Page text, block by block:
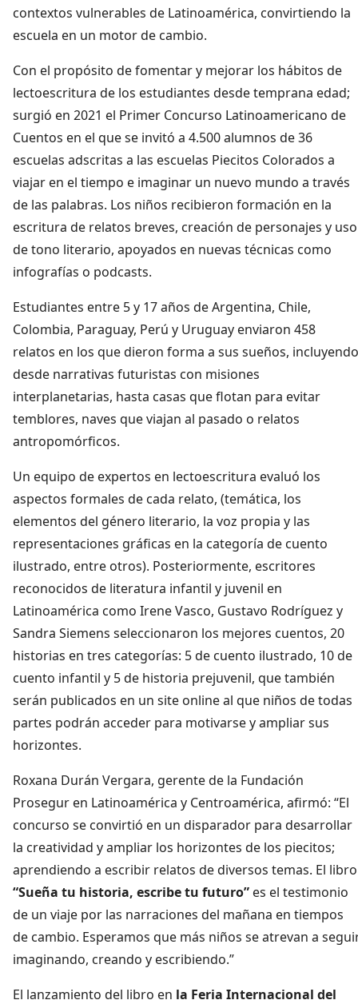
contextos vulnerables de Latinoamérica, convirtiendo la
escuela en un motor de cambio.
Con el propósito de fomentar y mejorar los hábitos de
lectoescritura de los estudiantes desde temprana edad;
surgió en 2021 el Primer Concurso Latinoamericano de
Cuentos en el que se invitó a 4.500 alumnos de 36
escuelas adscritas a las escuelas Piecitos Colorados a
viajar en el tiempo e imaginar un nuevo mundo a través
de las palabras. Los niños recibieron formación en la
escritura de relatos breves, creación de personajes y uso
de tono literario, apoyados en nuevas técnicas como
infografías o podcasts.
Estudiantes entre 5 y 17 años de Argentina, Chile,
Colombia, Paraguay, Perú y Uruguay enviaron 458
relatos en los que dieron forma a sus sueños, incluyendo
desde narrativas futuristas con misiones
interplanetarias, hasta casas que flotan para evitar
temblores, naves que viajan al pasado o relatos
antropomórficos.
Un equipo de expertos en lectoescritura evaluó los
aspectos formales de cada relato, (temática, los
elementos del género literario, la voz propia y las
representaciones gráficas en la categoría de cuento
ilustrado, entre otros). Posteriormente, escritores
reconocidos de literatura infantil y juvenil en
Latinoamérica como Irene Vasco, Gustavo Rodríguez y
Sandra Siemens seleccionaron los mejores cuentos, 20
historias en tres categorías: 5 de cuento ilustrado, 10 de
cuento infantil y 5 de historia prejuvenil, que también
serán publicados en un site online al que niños de todas
partes podrán acceder para motivarse y ampliar sus
horizontes.
Roxana Durán Vergara, gerente de la Fundación
Prosegur en Latinoamérica y Centroamérica, afirmó: “El
concurso se convirtió en un disparador para desarrollar
la creatividad y ampliar los horizontes de los piecitos;
aprendiendo a escribir relatos de diversos temas. El libro
“Sueña tu historia, escribe tu futuro” es el testimonio
de un viaje por las narraciones del mañana en tiempos
de cambio. Esperamos que más niños se atrevan a
imaginando, creando y escribiendo.”
El lanzamiento del libro en la Feria Internacional del